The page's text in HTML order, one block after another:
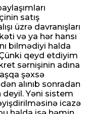
satış
üzrə davranışları
və ya hər hansı
bilmədiyi halda
qeyd etdiyim
sərnişinin adına
şəxsə
alınıb sonradan
deyil. Yəni sistem
icazə